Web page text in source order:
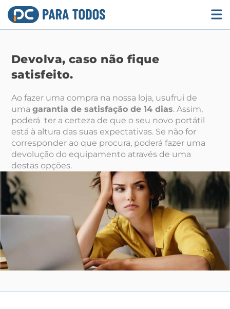
Skip
to
content
Devolva, caso não fique
satisfeito.
Ao fazer uma compra na nossa loja, usufrui de
uma garantia de satisfação de 14 dias. Assim,
poderá ter a certeza de que o seu novo portátil
está à altura das suas expectativas. Se não for
corresponder ao que procura, poderá fazer uma
devolução do equipamento através de uma
destas opções.